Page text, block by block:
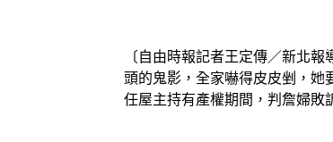
〔自由時報記者王定傳／新北
頭的鬼影，全家嚇得皮皮剉，她
任屋主持有產權期間，判詹婦敗